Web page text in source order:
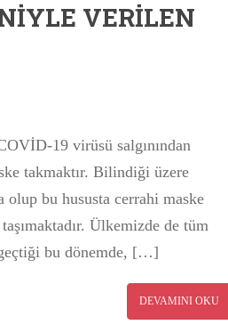
VERİLEN
19 virüsü salgınından
takmaktır. Bilindiği üzere
bu hususta cerrahi maske
Ülkemizde de tüm
bu dönemde, […]
DEVAMINI OKU